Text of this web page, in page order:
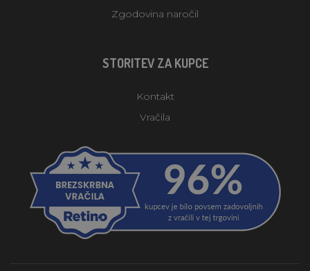
Zgodovina naročil
STORITEV ZA KUPCE
Kontakt
Vračila